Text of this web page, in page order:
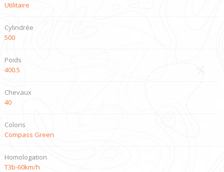
Utilitaire
Cylindrée
500
Poids
400.5
Chevaux
40
Coloris
Compass Green
Homologation
T3b-60km/h